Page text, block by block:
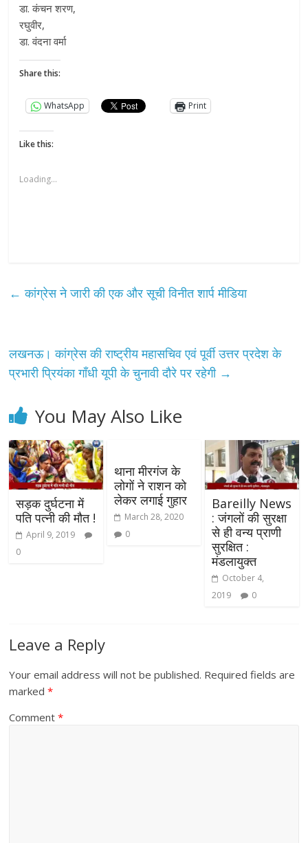
डा. कंचन शरण,
रघुवीर,
डा. वंदना वर्मा
Share this:
WhatsApp Print
Like this:
Loading...
← कांग्रेस ने जारी की एक और सूची विनीत शार्प मीडिया
लखनऊ। कांग्रेस की राष्ट्रीय महासचिव एवं पूर्वी उत्तर प्रदेश के
प्रभारी प्रियंका गाँधी यूपी के चुनावी दौरे पर रहेगी →
You May Also Like
सड़क दुर्घटना में
पति पत्नी की मौत !
April 9, 2019
0
थाना मीरगंज के
लोगों ने राशन को
लेकर लगाई गुहार
March 28, 2020
0
Bareilly News
: जंगलों की सुरक्षा
से ही वन्य प्राणी
सुरक्षित :
मंडलायुक्त
October 4,
2019
0
Leave a Reply
Your email address will not be published. Required fields are
marked*
Comment*